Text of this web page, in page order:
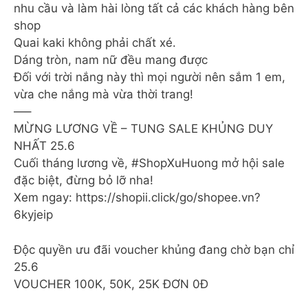
nhu cầu và làm hài lòng tất cả các khách hàng bên
shop
Quai kaki không phải chất xé.
Dáng tròn, nam nữ đều mang được
Đối với trời nắng này thì mọi người nên sắm 1 em,
vừa che nắng mà vừa thời trang!
—–
MỪNG LƯƠNG VỀ – TUNG SALE KHỦNG DUY
NHẤT 25.6
Cuối tháng lương về, #ShopXuHuong mở hội sale
đặc biệt, đừng bỏ lỡ nha!
Xem ngay: https://shopii.click/go/shopee.vn?
6kyjeip
Độc quyền ưu đãi voucher khủng đang chờ bạn chỉ
25.6
VOUCHER 100K, 50K, 25K ĐƠN 0Đ